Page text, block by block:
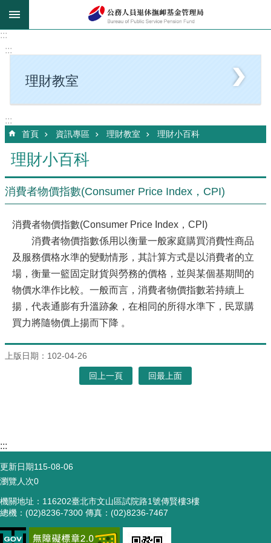
跳到主要內容區塊
:::
:::
理財教室
:::
首頁 資訊專區 理財教室 理財小百科
理財小百科
消費者物價指數(Consumer Price Index，CPI)
消費者物價指數(Consumer Price Index，CPI)
消費者物價指數係用以衡量一般家庭購買消費性商品
及服務價格水準的變動情形，其計算方式是以消費者的立
場，衡量一籃固定財貨與勞務的價格，並與某個基期間的
物價水準作比較。一般而言，消費者物價指數若持續上
揚，代表通膨有升溫跡象，在相同的所得水準下，民眾購
買力將隨物價上揚而下降 。
上版日期：102-04-26
回上一頁 回最上面
:::
更新日期115-08-06
瀏覽人次0
機關地址：116202臺北市文山區試院路1號傳賢樓3樓
總機：(02)8236-7300 傳真：(02)8236-7467